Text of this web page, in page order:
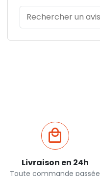
Livraison en 24h
Toute commande passée